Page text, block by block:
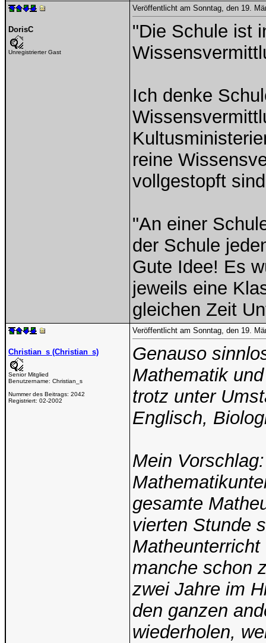
DorisC
Unregistrierter Gast
Veröffentlicht am Sonntag, den 19.
"Die Schule ist
Ich denke
reine
vollgestopft
"An einer
der Schule
Gute Idee! Es
jeweils eine
gleichen Zeit
Christian_s (Christian_s)
Senior Mitglied
Benutzername: Christian_s
Nummer des Beitrags: 2042
Registriert: 02-2002
Veröffentlicht am Sonntag, den 19.
Genauso
Mathematik
trotz unter
Englisch,
Mein
gesamte
vierten Stunde
manche schon
zwei Jahre im
den ganzen
wiederholen,